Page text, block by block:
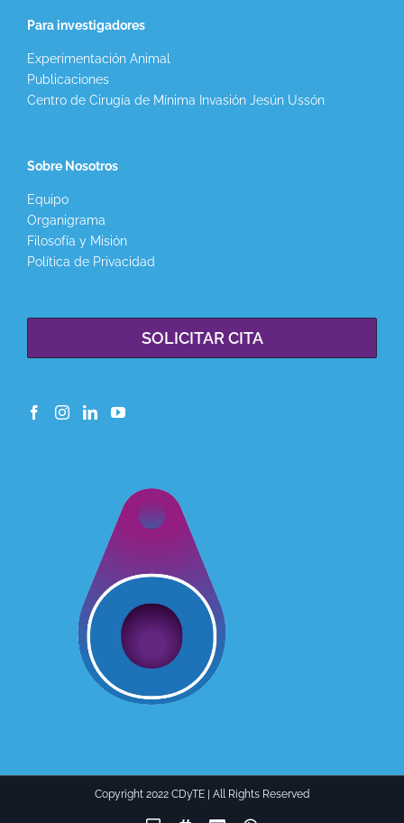
Para investigadores
Experimentación Animal
Publicaciones
Centro de Cirugía de Mínima Invasión Jesún Ussón
Sobre Nosotros
Equipo
Organigrama
Filosofía y Misión
Política de Privacidad
SOLICITAR CITA
Copyright 2022 CDyTE | All Rights Reserved